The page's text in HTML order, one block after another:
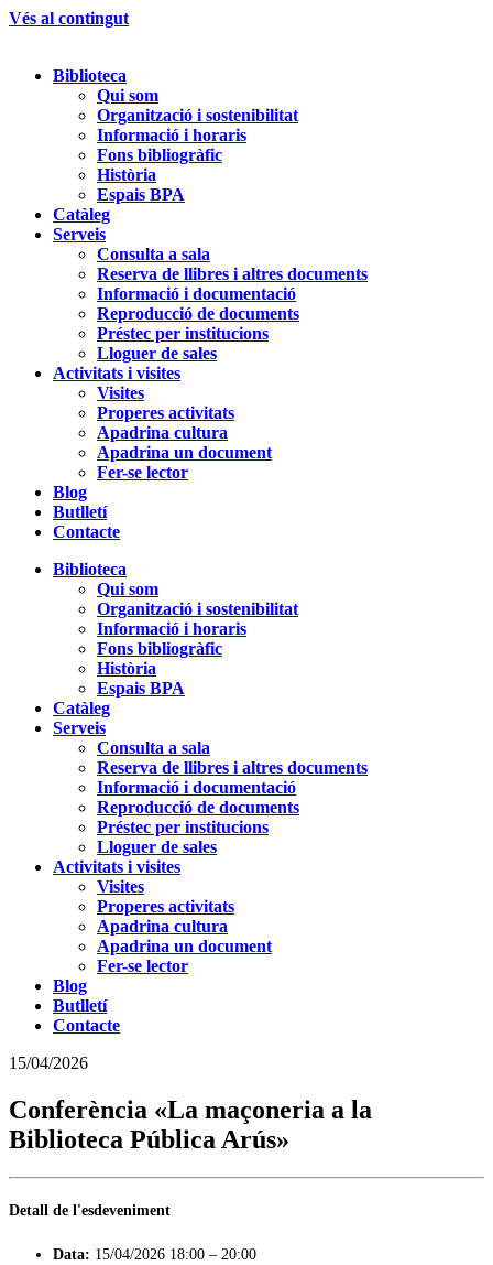
Vés al contingut
Biblioteca
Qui som
Organització i sostenibilitat
Informació i horaris
Fons bibliogràfic
Història
Espais BPA
Catàleg
Serveis
Consulta a sala
Reserva de llibres i altres documents
Informació i documentació
Reproducció de documents
Préstec per institucions
Lloguer de sales
Activitats i visites
Visites
Properes activitats
Apadrina cultura
Apadrina un document
Fer-se lector
Blog
Butlletí
Contacte
Biblioteca
Qui som
Organització i sostenibilitat
Informació i horaris
Fons bibliogràfic
Història
Espais BPA
Catàleg
Serveis
Consulta a sala
Reserva de llibres i altres documents
Informació i documentació
Reproducció de documents
Préstec per institucions
Lloguer de sales
Activitats i visites
Visites
Properes activitats
Apadrina cultura
Apadrina un document
Fer-se lector
Blog
Butlletí
Contacte
15/04/2026
Conferència «La maçoneria a la
Biblioteca Pública Arús»
Detall de l'esdeveniment
Data: 15/04/2026 18:00 – 20:00